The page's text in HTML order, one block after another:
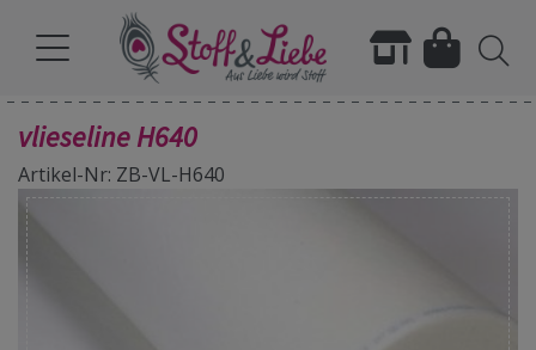
vlieseline H640
Artikel-Nr: ZB-VL-H640